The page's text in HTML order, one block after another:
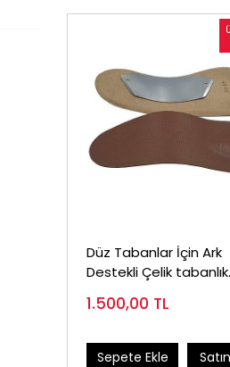
Düz Tabanlar İçin Ark
Destekli Çelik tabanlık
1.500,00 TL
Sepete Ekle